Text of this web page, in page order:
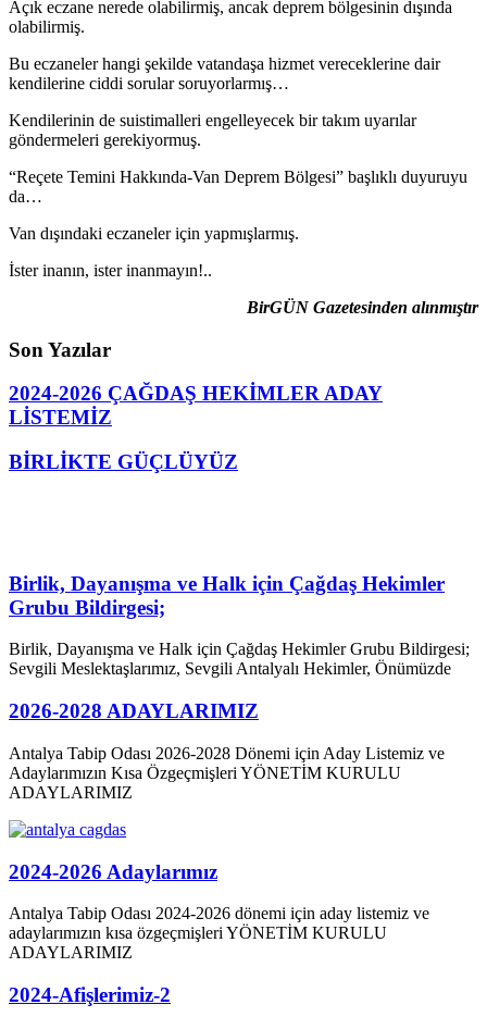
Açık eczane nerede olabilirmiş, ancak deprem bölgesinin dışında
olabilirmiş.
Bu eczaneler hangi şekilde vatandaşa hizmet vereceklerine dair
kendilerine ciddi sorular soruyorlarmış…
Kendilerinin de suistimalleri engelleyecek bir takım uyarılar
göndermeleri gerekiyormuş.
“Reçete Temini Hakkında-Van Deprem Bölgesi” başlıklı duyuruyu
da…
Van dışındaki eczaneler için yapmışlarmış.
İster inanın, ister inanmayın!..
BirGÜN Gazetesinden alınmıştır
Son Yazılar
2024-2026 ÇAĞDAŞ HEKİMLER ADAY
LİSTEMİZ
BİRLİKTE GÜÇLÜYÜZ
Birlik, Dayanışma ve Halk için Çağdaş Hekimler
Grubu Bildirgesi;
Birlik, Dayanışma ve Halk için Çağdaş Hekimler Grubu Bildirgesi;
Sevgili Meslektaşlarımız, Sevgili Antalyalı Hekimler, Önümüzde
2026-2028 ADAYLARIMIZ
Antalya Tabip Odası 2026-2028 Dönemi için Aday Listemiz ve
Adaylarımızın Kısa Özgeçmişleri YÖNETİM KURULU
ADAYLARIMIZ
2024-2026 Adaylarımız
Antalya Tabip Odası 2024-2026 dönemi için aday listemiz ve
adaylarımızın kısa özgeçmişleri YÖNETİM KURULU
ADAYLARIMIZ
2024-Afişlerimiz-2